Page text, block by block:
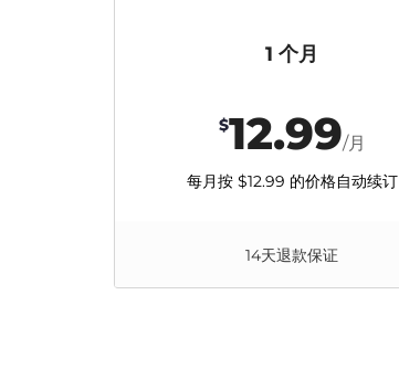
1 个月
$12.99/月
每月按 $12.99 的价格自动续订
14天退款保证